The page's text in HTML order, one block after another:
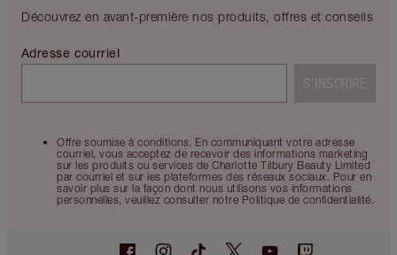
Découvrez en avant-première nos produits, offres et conseils
Offre soumise à conditions. En communiquant votre adresse
courriel, vous acceptez de recevoir des informations marketing
sur les produits ou services de Charlotte Tilbury Beauty Limited
par courriel et sur les plateformes des réseaux sociaux. Pour en
savoir plus sur la façon dont nous utilisons vos informations
personnelles, veuillez consulter notre Politique de confidentialité.
Adresse courriel
S’INSCRIRE